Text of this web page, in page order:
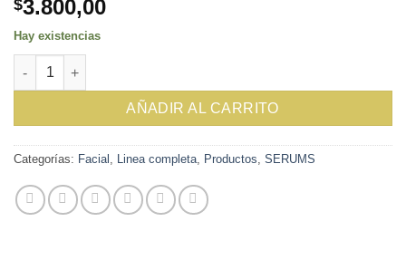
con4.87de
5 en base a
valoraciones
de clientes
$3.800,00
Hay existencias
SERUM ANTIEDAD 30 ml cantidad
AÑADIR AL CARRITO
Categorías: Facial , Linea completa, Productos, SERUMS